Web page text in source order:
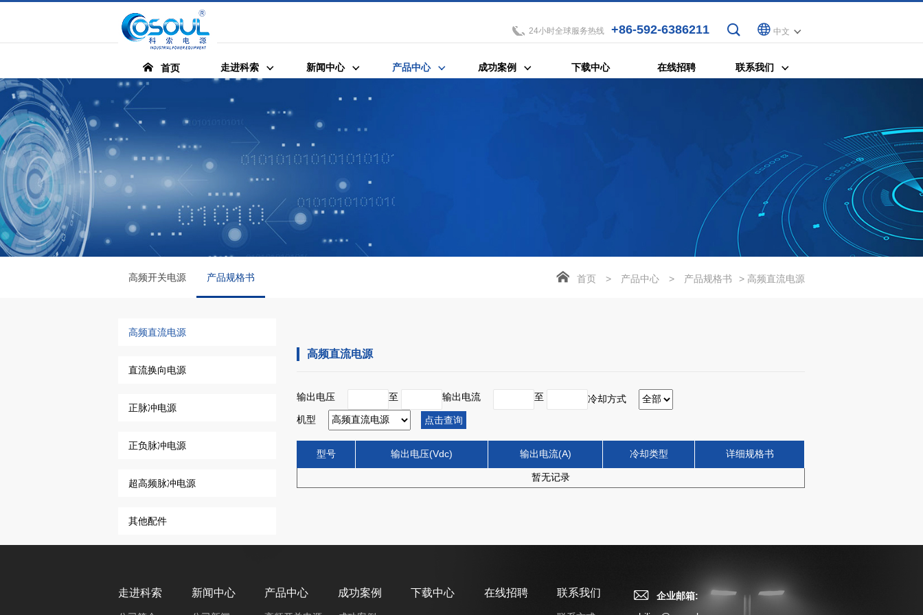
中文
24小时全球服务热线 +86-592-6386211
首页 走进科索 新闻中心 产品中心 成功案例 下载中心 在线招聘 联系我们
高频开关电源 产品规格书
高频直流电源
直流换向电源
正脉冲电源
正负脉冲电源
超高频脉冲电源
其他配件
首页 > 产品中心 > 产品规格书 > 高频直流电源
高频直流电源
输出电压 至 输出电流 至
冷却方式
机型
点击查询
型号 输出电压(Vdc) 输出电流(A) 冷却类型 详细规格书
暂无记录
走进科索 新闻中心 产品中心 成功案例 下载中心 在线招聘 联系我们
企业邮箱: